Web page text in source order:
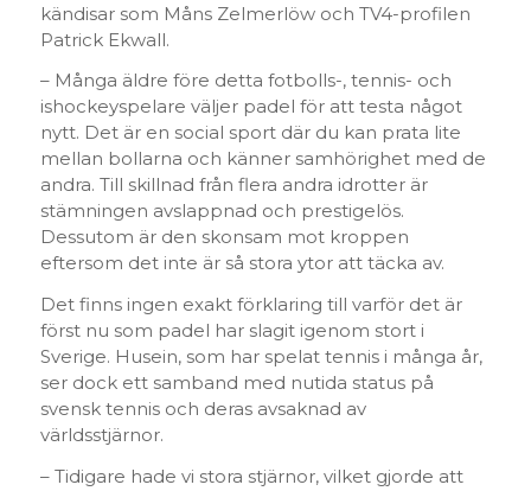
kändisar som Måns Zelmerlöw och TV4-profilen
Patrick Ekwall.
– Många äldre före detta fotbolls-, tennis- och
ishockeyspelare väljer padel för att testa något
nytt. Det är en social sport där du kan prata lite
mellan bollarna och känner samhörighet med de
andra. Till skillnad från flera andra idrotter är
stämningen avslappnad och prestigelös.
Dessutom är den skonsam mot kroppen
eftersom det inte är så stora ytor att täcka av.
Det finns ingen exakt förklaring till varför det är
först nu som padel har slagit igenom stort i
Sverige. Husein, som har spelat tennis i många år,
ser dock ett samband med nutida status på
svensk tennis och deras avsaknad av
världsstjärnor.
– Tidigare hade vi stora stjärnor, vilket gjorde att